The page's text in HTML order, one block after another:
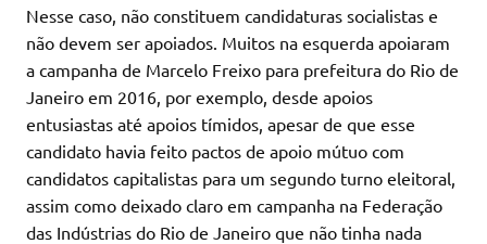
Nesse caso, não constituem candidaturas socialistas e
não devem ser apoiados. Muitos na esquerda apoiaram
a campanha de Marcelo Freixo para prefeitura do Rio de
Janeiro em 2016, por exemplo, desde apoios
entusiastas até apoios tímidos, apesar de que esse
candidato havia feito pactos de apoio mútuo com
candidatos capitalistas para um segundo turno eleitoral,
assim como deixado claro em campanha na Federação
das Indústrias do Rio de Janeiro que não tinha nada